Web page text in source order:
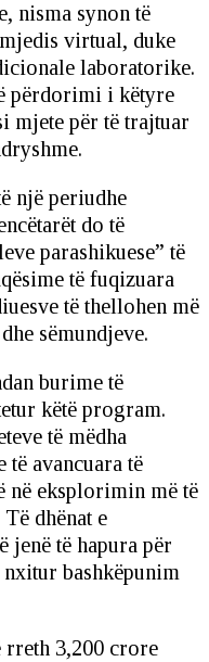
nisma synon të
virtual, duke
laboratorike.
përdorimi i këtyre
mjete për të trajtuar
një periudhe
do të
parashikuese” të
të fuqizuara
të thellohen më
sëmundjeve.
burime të
këtë program.
të mëdha
avancuara të
në eksplorimin më të
dhënat e
jenë të hapura për
nxitur bashkëpunim
3,200 crore